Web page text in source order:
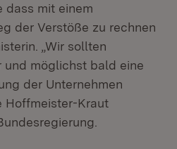
dass mit einem
der Verstöße zu rechnen
„Wir sollten
und möglichst bald eine
der Unternehmen
Hoffmeister-Kraut